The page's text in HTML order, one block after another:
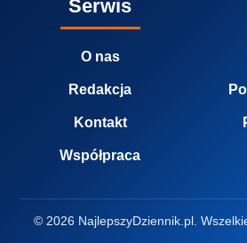
Serwis
O nas
Redakcja
Kontakt
Współpraca
© 2026 NajlepszyDziennik.pl.